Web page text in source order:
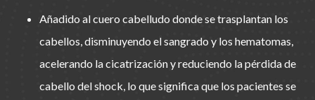
Añadido al cuero cabelludo donde se trasplantan los
cabellos, disminuyendo el sangrado y los hematomas,
acelerando la cicatrización y reduciendo la pérdida de
cabello del shock, lo que significa que los pacientes se